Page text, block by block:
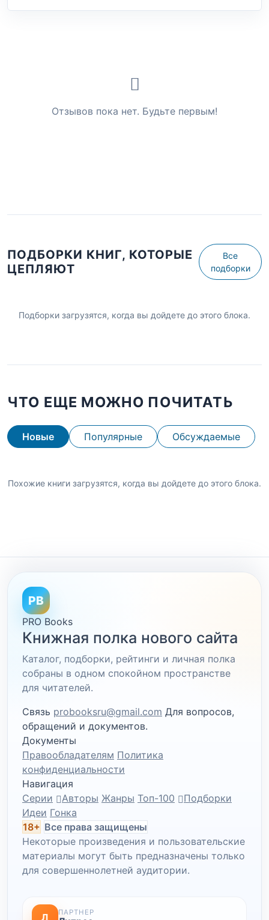
Отзывов пока нет. Будьте первым!
ПОДБОРКИ КНИГ, КОТОРЫЕ
ЦЕПЛЯЮТ
Все
подборки
Подборки загрузятся, когда вы дойдете до этого блока.
ЧТО ЕЩЕ МОЖНО ПОЧИТАТЬ
Новые Популярные Обсуждаемые
Похожие книги загрузятся, когда вы дойдете до этого блока.
PB
PRO Books
Книжная полка нового сайта
Каталог, подборки, рейтинги и личная полка
собраны в одном спокойном пространстве
для читателей.
Связь probooksru@gmail.com Для вопросов,
обращений и документов.
Документы
Правообладателям Политика
конфиденциальности
Навигация
Серии
Авторы Жанры Топ-100
Подборки
Идеи Гонка
18+ Все права защищены
Некоторые произведения и пользовательские
материалы могут быть предназначены только
для совершеннолетней аудитории.
Л ПАРТНЕР